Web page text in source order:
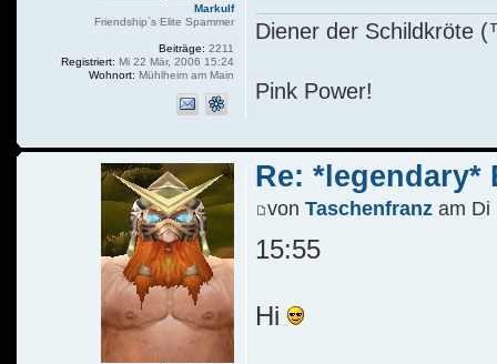
Diener der Schildkröte
Pink Power!
Markulf
Friendship`s Elite Spammer
Beiträge: 2211
Registriert: Mi 22 Mär, 2006 15:24
Wohnort: Mühlheim am Main
Re: *legendary*
von Taschenfranzam Di
15:55
Hi